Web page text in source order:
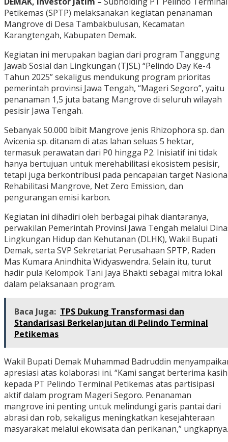
Petikemas (SPTP) melaksanakan kegiatan penanaman
Mangrove di Desa Tambakbulusan, Kecamatan
Karangtengah, Kabupaten Demak.
Kegiatan ini merupakan bagian dari program Tanggung
Jawab Sosial dan Lingkungan (TJSL) “Pelindo Day Ke-4
Tahun 2025” sekaligus mendukung program prioritas
pemerintah provinsi Jawa Tengah, “Mageri Segoro”, yaitu
penanaman 1,5 juta batang Mangrove di seluruh wilayah
pesisir Jawa Tengah.
Sebanyak 50.000 bibit Mangrove jenis Rhizophora sp. dan
Avicenia sp. ditanam di atas lahan seluas 5 hektar,
termasuk perawatan dari P0 hingga P2. Inisiatif ini tidak
hanya bertujuan untuk merehabilitasi ekosistem pesisir,
tetapi juga berkontribusi pada pencapaian target
Rehabilitasi Mangrove, Net Zero Emission, dan
pengurangan emisi karbon.
Kegiatan ini dihadiri oleh berbagai pihak diantaranya,
perwakilan Pemerintah Provinsi Jawa Tengah melalui
Lingkungan Hidup dan Kehutanan (DLHK), Wakil Bupati
Demak, serta SVP Sekretariat Perusahaan SPTP, Raden
Mas Kumara Anindhita Widyaswendra. Selain itu, turut
hadir pula Kelompok Tani Jaya Bhakti sebagai mitra lokal
dalam pelaksanaan program.
Baca Juga: TPS Dukung Transformasi dan
Standarisasi Berkelanjutan di Pelindo Terminal
Petikemas
Wakil Bupati Demak Muhammad Badruddin
apresiasi atas kolaborasi ini. “Kami sangat berterima kasih
kepada PT Pelindo Terminal Petikemas atas partisipasi
aktif dalam program Mageri Segoro. Penanaman
mangrove ini penting untuk melindungi garis pantai dari
abrasi dan rob, sekaligus meningkatkan kesejahteraan
masyarakat melalui ekowisata dan perikanan,” ungkapnya.